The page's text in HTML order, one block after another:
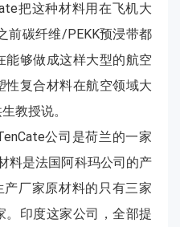
把这种材料用在飞机大
前碳纤维/PEKK预浸带都
能够做成这样大型的航空
性复合材料在航空领域大
教授说。
公司是荷兰的一家
料是法国阿科玛公司的产
厂家原材料的只有三家
。印度这家公司，全部提